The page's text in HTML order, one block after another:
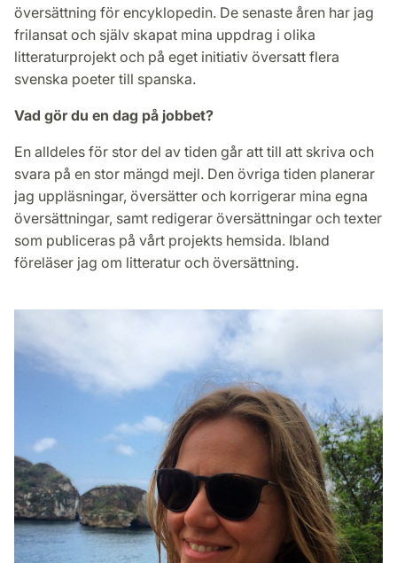
översättning för encyklopedin. De senaste åren har jag
frilansat och själv skapat mina uppdrag i olika
litteraturprojekt och på eget initiativ översatt flera
svenska poeter till spanska.
Vad gör du en dag på jobbet?
En alldeles för stor del av tiden går att till att skriva och
svara på en stor mängd mejl. Den övriga tiden planerar
jag uppläsningar, översätter och korrigerar mina egna
översättningar, samt redigerar översättningar och texter
som publiceras på vårt projekts hemsida. Ibland
föreläser jag om litteratur och översättning.